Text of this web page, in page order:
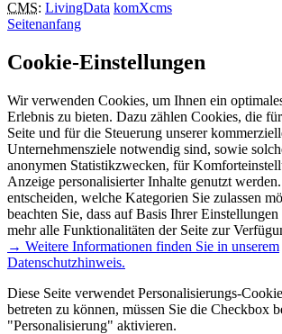
CMS: LivingData komXcms
Seitenanfang
Cookie-Einstellungen
Wir verwenden Cookies, um Ihnen ein
Erlebnis zu bieten. Dazu zählen Cookies, die
Seite und für die Steuerung unserer
Unternehmensziele notwendig sind, sowie
anonymen Statistikzwecken, für
Anzeige personalisierter Inhalte genutzt
entscheiden, welche Kategorien Sie zulassen
beachten Sie, dass auf Basis Ihrer
mehr alle Funktionalitäten der Seite zur
→ Weitere Informationen finden Sie in unserem
Datenschutzhinweis.
Diese Seite verwendet Personalisierungs-
betreten zu können, müssen Sie die Checkbox
"Personalisierung" aktivieren.